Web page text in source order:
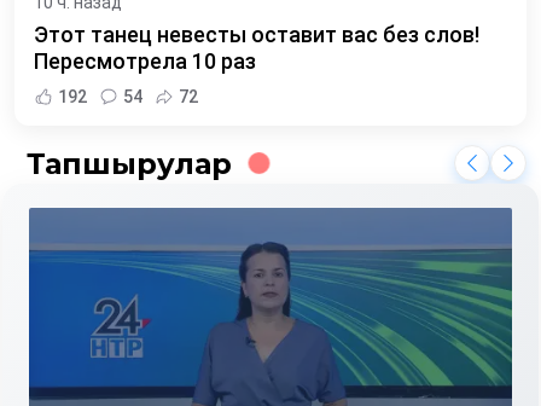
Этот танец невесты оставит вас без слов!
Пересмотрела 10 раз
192 54 72
Тапшырулар